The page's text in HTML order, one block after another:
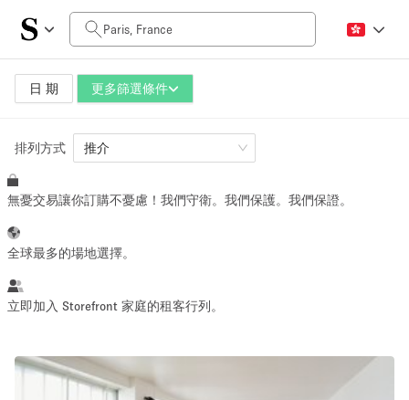
日 期 更多篩選條件
每日價格
0€
空間大小
10 m² 500+ m²
活動類型
Retail Showroom
排列方式 推介
無憂交易讓你訂購不憂慮！我們守衛。我們保護。我們保證。
全球最多的場地選擇。
立即加入 Storefront 家庭的租客行列。